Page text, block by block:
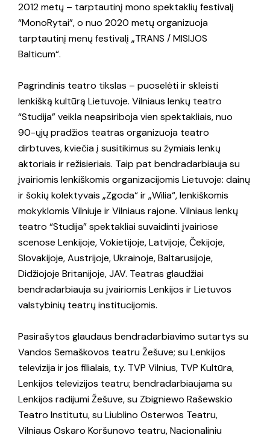
2012 metų – tarptautinį mono spektaklių festivalį
“MonoRytai”, o nuo 2020 metų organizuoja
tarptautinį menų festivalį „TRANS / MISIJOS
Balticum“.
Pagrindinis teatro tikslas – puoselėti ir skleisti
lenkišką kultūrą Lietuvoje. Vilniaus lenkų teatro
“Studija” veikla neapsiriboja vien spektakliais, nuo
90-ųjų pradžios teatras organizuoja teatro
dirbtuves, kviečia į susitikimus su žymiais lenkų
aktoriais ir režisieriais. Taip pat bendradarbiauja su
įvairiomis lenkiškomis organizacijomis Lietuvoje: dainų
ir šokių kolektyvais „Zgoda“ ir „Wilia“, lenkiškomis
mokyklomis Vilniuje ir Vilniaus rajone. Vilniaus lenkų
teatro “Studija” spektakliai suvaidinti įvairiose
scenose Lenkijoje, Vokietijoje, Latvijoje, Čekijoje,
Slovakijoje, Austrijoje, Ukrainoje, Baltarusijoje,
Didžiojoje Britanijoje, JAV. Teatras glaudžiai
bendradarbiauja su įvairiomis Lenkijos ir Lietuvos
valstybinių teatrų institucijomis.
Pasirašytos glaudaus bendradarbiavimo sutartys su
Vandos Semaškovos teatru Žešuve; su Lenkijos
televizija ir jos filialais, t.y. TVP Vilnius, TVP Kultūra,
Lenkijos televizijos teatru; bendradarbiaujama su
Lenkijos radijumi Žešuve, su Zbigniewo Rašewskio
Teatro Institutu, su Liublino Osterwos Teatru,
Vilniaus Oskaro Koršunovo teatru, Nacionaliniu